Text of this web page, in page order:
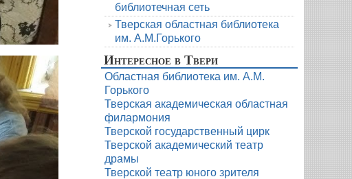
библиотечная сеть
Тверская областная библиотека
им. А.М.Горького
Интересное в Твери
Областная библиотека им. А.М.
Горького
Тверская академическая областная
филармония
Тверской государственный цирк
Тверской академический театр
драмы
Тверской театр юного зрителя